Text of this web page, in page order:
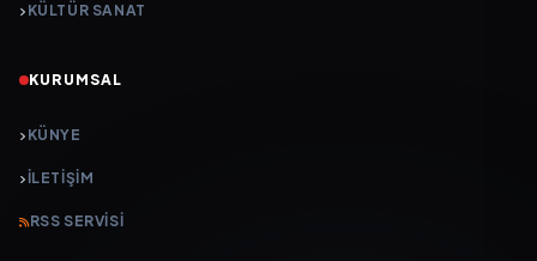
KÜLTÜR SANAT
KURUMSAL
KÜNYE
İLETIŞIM
RSS SERVISI